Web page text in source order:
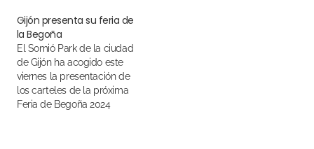
Gijón presenta su feria de
la Begoña
El Somió Park de la ciudad
de Gijón ha acogido este
viernes la presentación de
los carteles de la próxima
Feria de Begoña 2024